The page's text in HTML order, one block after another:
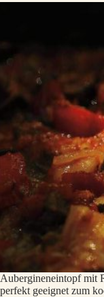
Aubergineneintopf mit
perfekt geeignet zum